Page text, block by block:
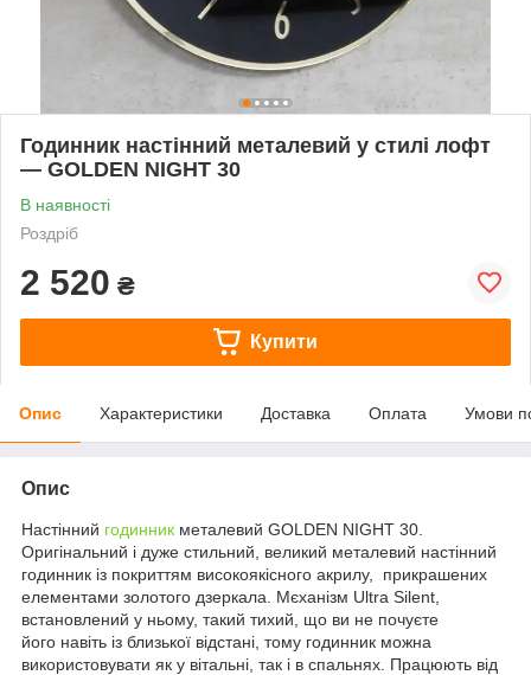
Годинник настінний металевий у стилі лофт
— GOLDEN NIGHT 30
В наявності
Роздріб
2 520 ₴
Купити
Опис Характеристики Доставка Оплата Умови
Опис
Настінний годинник металевий GOLDEN NIGHT 30.
Оригінальний і дуже стильний, великий металевий настінний
годинник із покриттям високоякісного акрилу, прикрашених
елементами золотого дзеркала. Мєханізм Ultra Silent,
встановлений у ньому, такий тихий, що ви не почуєте
його навіть із близької відстані, тому годинник можна
використовувати як у вітальні, так і в спальнях. Працюють від